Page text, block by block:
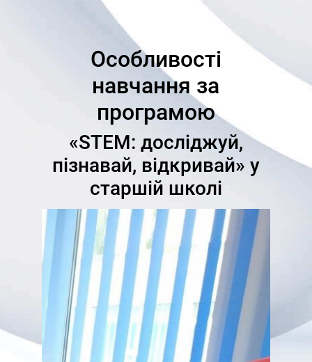
Особливості
навчання за
програмою
«STEM: досліджуй,
пізнавай, відкривай» у
старшій школі